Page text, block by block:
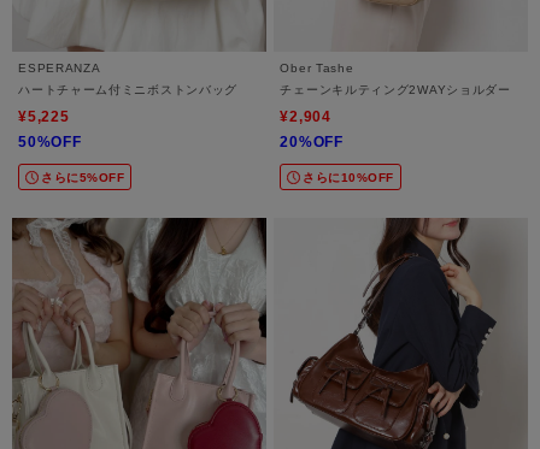
ESPERANZA
ハートチャーム付ミニボストンバッグ
¥5,225
50%OFF
さらに5%OFF
Ober Tashe
チェーンキルティング2WAYショルダー
¥2,904
20%OFF
さらに10%OFF